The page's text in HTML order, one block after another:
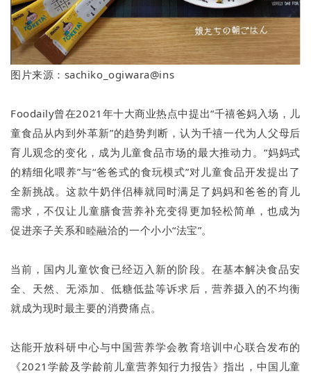
图片来源：sachiko_ogiwara@ins
Foodaily曾在2021年十大商业热点中提出“千禧爸妈入场，儿
童食品从内到外革新”的趋势判断，认为千禧一代为人父母后
育儿观念的变化，成为儿童食品市场的最大推动力。“妈妈式
的精细化喂养”与“爸爸式的食玩模式”对儿童食品开发提出了
全新挑战。这款牛奶伴侣棒就同时满足了妈妈和爸爸的育儿
需求，不仅让儿童膳食营养补充变得更加轻松简单，也成为
促进亲子关系和睦融洽的一个小小“法宝”。
当前，国内儿童饮食已经迈入新的阶段。在基本解决食品安
全、天然、无添加、低糖低盐等诉求后，营养摄入的不均衡
就成为现时最主要的消费痛点。
达能开放科研中心与中国营养学会教育培训中心联合发布的
《2021学龄及学龄前儿童营养知行力报告》指出，中国儿童